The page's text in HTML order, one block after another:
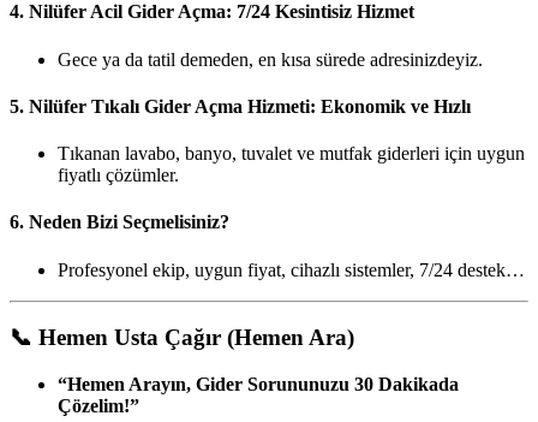
4. Nilüfer Acil Gider Açma: 7/24 Kesintisiz Hizmet
Gece ya da tatil demeden, en kısa sürede adresinizdeyiz.
5. Nilüfer Tıkalı Gider Açma Hizmeti: Ekonomik ve Hızlı
Tıkanan lavabo, banyo, tuvalet ve mutfak giderleri için uygun
fiyatlı çözümler.
6. Neden Bizi Seçmelisiniz?
Profesyonel ekip, uygun fiyat, cihazlı sistemler, 7/24 destek…
📞 Hemen Usta Çağır (Hemen Ara)
“Hemen Arayın, Gider Sorununuzu 30 Dakikada
Çözelim!”